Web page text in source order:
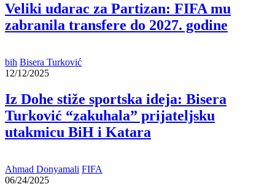
Veliki udarac za Partizan: FIFA mu
zabranila transfere do 2027. godine
bih Bisera Turković
12/12/2025
Iz Dohe stiže sportska ideja: Bisera
Turković “zakuhala” prijateljsku
utakmicu BiH i Katara
Ahmad Donyamali FIFA
06/24/2025